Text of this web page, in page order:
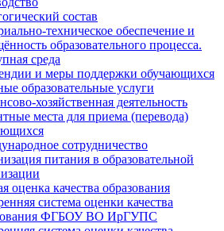
состав
техническое обеспечение и
образовательного процесса.
среда
и меры поддержки обучающихся
образовательные услуги
хозяйственная деятельность
места для приема (перевода)
сотрудничество
питания в образовательной
оценка качества образования
система оценки качества
ФГБОУ ВО ИрГУПС